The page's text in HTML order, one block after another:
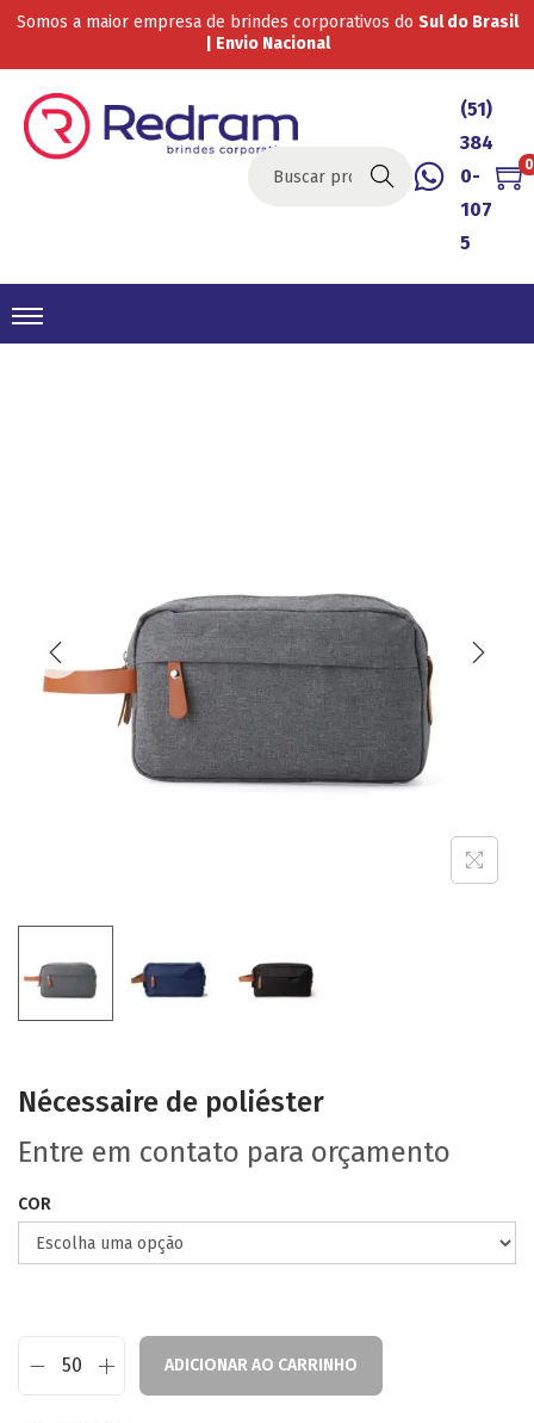
Somos a maior empresa de brindes corporativos do Sul do Brasil
| Envio Nacional
Buscar
(51)
384
0-
107
5
0
Nécessaire de poliéster
Entre em contato para orçamento
COR
ADICIONAR AO CARRINHO